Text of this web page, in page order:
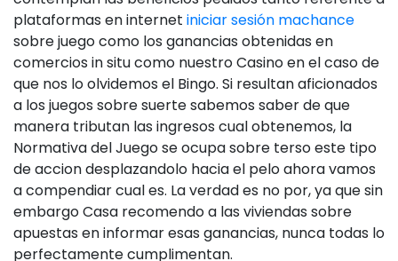
plataformas en internet iniciar sesión machance
sobre juego como los ganancias obtenidas en
comercios in situ como nuestro Casino en el caso de
que nos lo olvidemos el Bingo. Si resultan aficionados
a los juegos sobre suerte sabemos saber de que
manera tributan las ingresos cual obtenemos, la
Normativa del Juego se ocupa sobre terso este tipo
de accion desplazandolo hacia el pelo ahora vamos
a compendiar cual es. La verdad es no por, ya que sin
embargo Casa recomendo a las viviendas sobre
apuestas en informar esas ganancias, nunca todas lo
perfectamente cumplimentan.